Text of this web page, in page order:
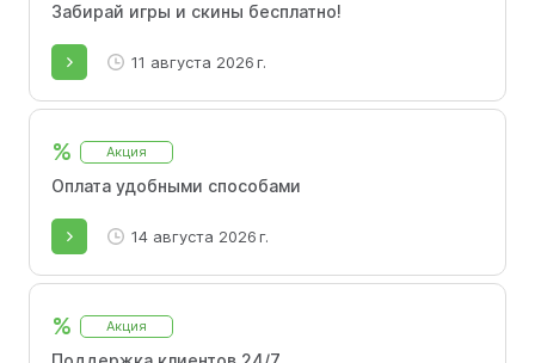
Забирай игры и скины бесплатно!
11 августа 2026 г.
% Акция
Оплата удобными способами
14 августа 2026 г.
% Акция